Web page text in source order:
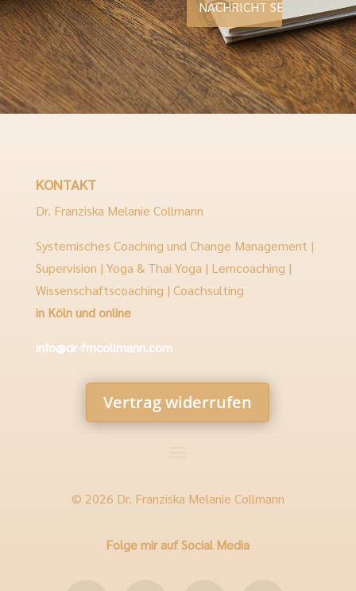
KONTAKT
Dr. Franziska Melanie Collmann
Systemisches Coaching und Change Management |
Supervision | Yoga & Thai Yoga | Lerncoaching |
Wissenschaftscoaching | Coachsulting
in Köln und online
info@dr-fmcollmann.com
Vertrag widerrufen
© 2026 Dr. Franziska Melanie Collmann
Folge mir auf Social Media